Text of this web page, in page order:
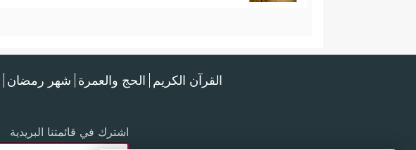
القرآن الكريم الحج والعمرة شهر رمضان
اشترك في قائمتنا البريدية